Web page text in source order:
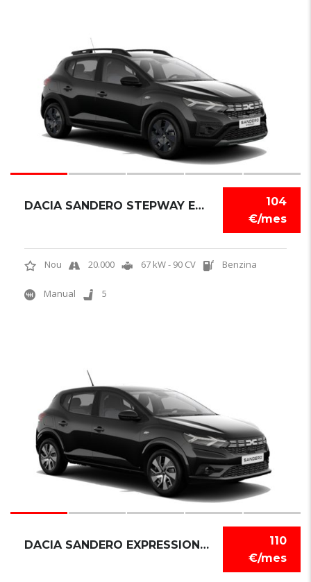
104
€/mes
DACIA SANDERO STEPWAY EXPRESSION
Nou 20.000 67 kW - 90 CV Benzina
Manual 5
110
€/mes
DACIA SANDERO EXPRESSION TCE